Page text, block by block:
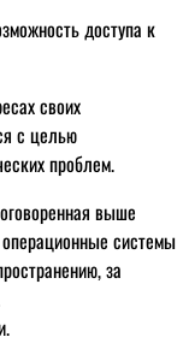
доступа к
своих
с целью
проблем.
выше
системы
за